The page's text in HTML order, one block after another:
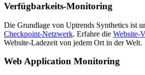
Verfügbarkeits-Monitoring
Die Grundlage von Uptrends Synthetics ist
Checkpoint-Netzwerk. Erfahre die Website-
Website-Ladezeit von jedem Ort in der Welt.
Web Application Monitoring